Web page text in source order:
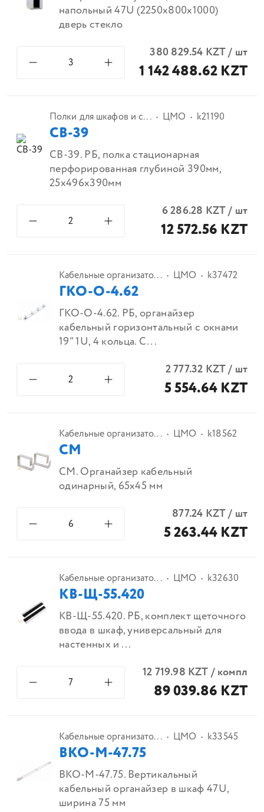
напольный 47U (2250х800х1000)
дверь стекло
380 829.54 KZT/ шт
1 142 488.62 KZT
Полки для шкафов и с... ЦМО k21190
СВ-39
СВ-39. РБ, полка стационарная
перфорированная глубиной 390мм,
25х496х390мм
6 286.28 KZT/ шт
12 572.56 KZT
Кабельные организато... ЦМО k37472
ГКО-О-4.62
ГКО-О-4.62. РБ, органайзер
кабельный горизонтальный с окнами
19" 1U, 4 кольца. С...
2 777.32 KZT/ шт
5 554.64 KZT
Кабельные организато... ЦМО k18562
СМ
СМ. Органайзер кабельный
одинарный, 65х45 мм
877.24 KZT/ шт
5 263.44 KZT
Кабельные организато... ЦМО k32630
КВ-Щ-55.420
КВ-Щ-55.420. РБ, комплект щеточного
ввода в шкаф, универсальный для
настенных и ...
12 719.98 KZT/компл
89 039.86 KZT
Кабельные организато... ЦМО k33545
ВКО-М-47.75
ВКО-М-47.75. Вертикальный
кабельный органайзер в шкаф 47U,
ширина 75 мм